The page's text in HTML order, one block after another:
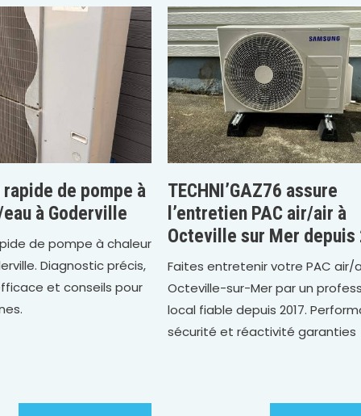
de pompe à
à Goderville
de pompe à chaleur
Diagnostic précis,
et conseils pour
TECHNI’GAZ76 assure
l’entretien PAC air/air à
Octeville sur Mer depuis
Faites entretenir votre PAC air/
Octeville-sur-Mer par un
local fiable depuis 2017.
sécurité et réactivité garanties